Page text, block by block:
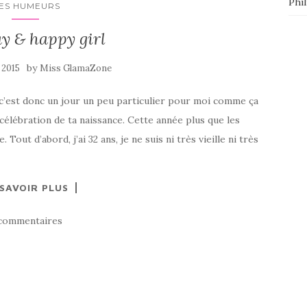
HUMEURS
& happy girl
by Miss GlamaZone
donc un jour un peu particulier pour moi comme ça
de ta naissance. Cette année plus que les
d’abord, j’ai 32 ans, je ne suis ni très vieille ni très
PLUS